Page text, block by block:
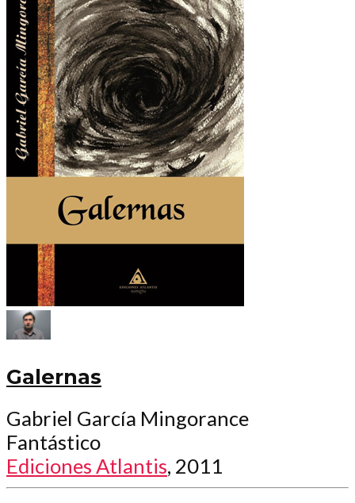
Galernas
Gabriel García Mingorance
Fantástico
Ediciones Atlantis, 2011